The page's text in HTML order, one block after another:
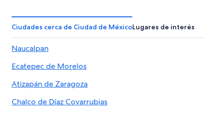
Hilton Hotels en Centro histórico
Hoteles para ir de compras en Centro histórico
Hoteles de lujo en Centro histórico
Hoteles de negocios en Centro histórico
Hoteles ecológicos en Centro histórico
Hoteles familiares en Centro histórico
Ciudades cerca de Ciudad de MéxicoLugares de interés
Naucalpan
Ecatepec de Morelos
Atizapán de Zaragoza
Chalco de Díaz Covarrubias